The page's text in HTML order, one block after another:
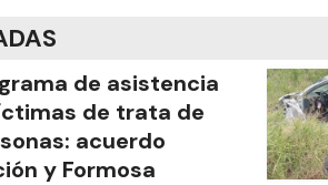
de asistencia
de trata de
acuerdo
y Formosa